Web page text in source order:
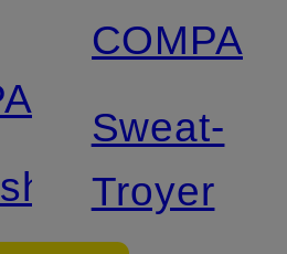
Sweat-
Troyer